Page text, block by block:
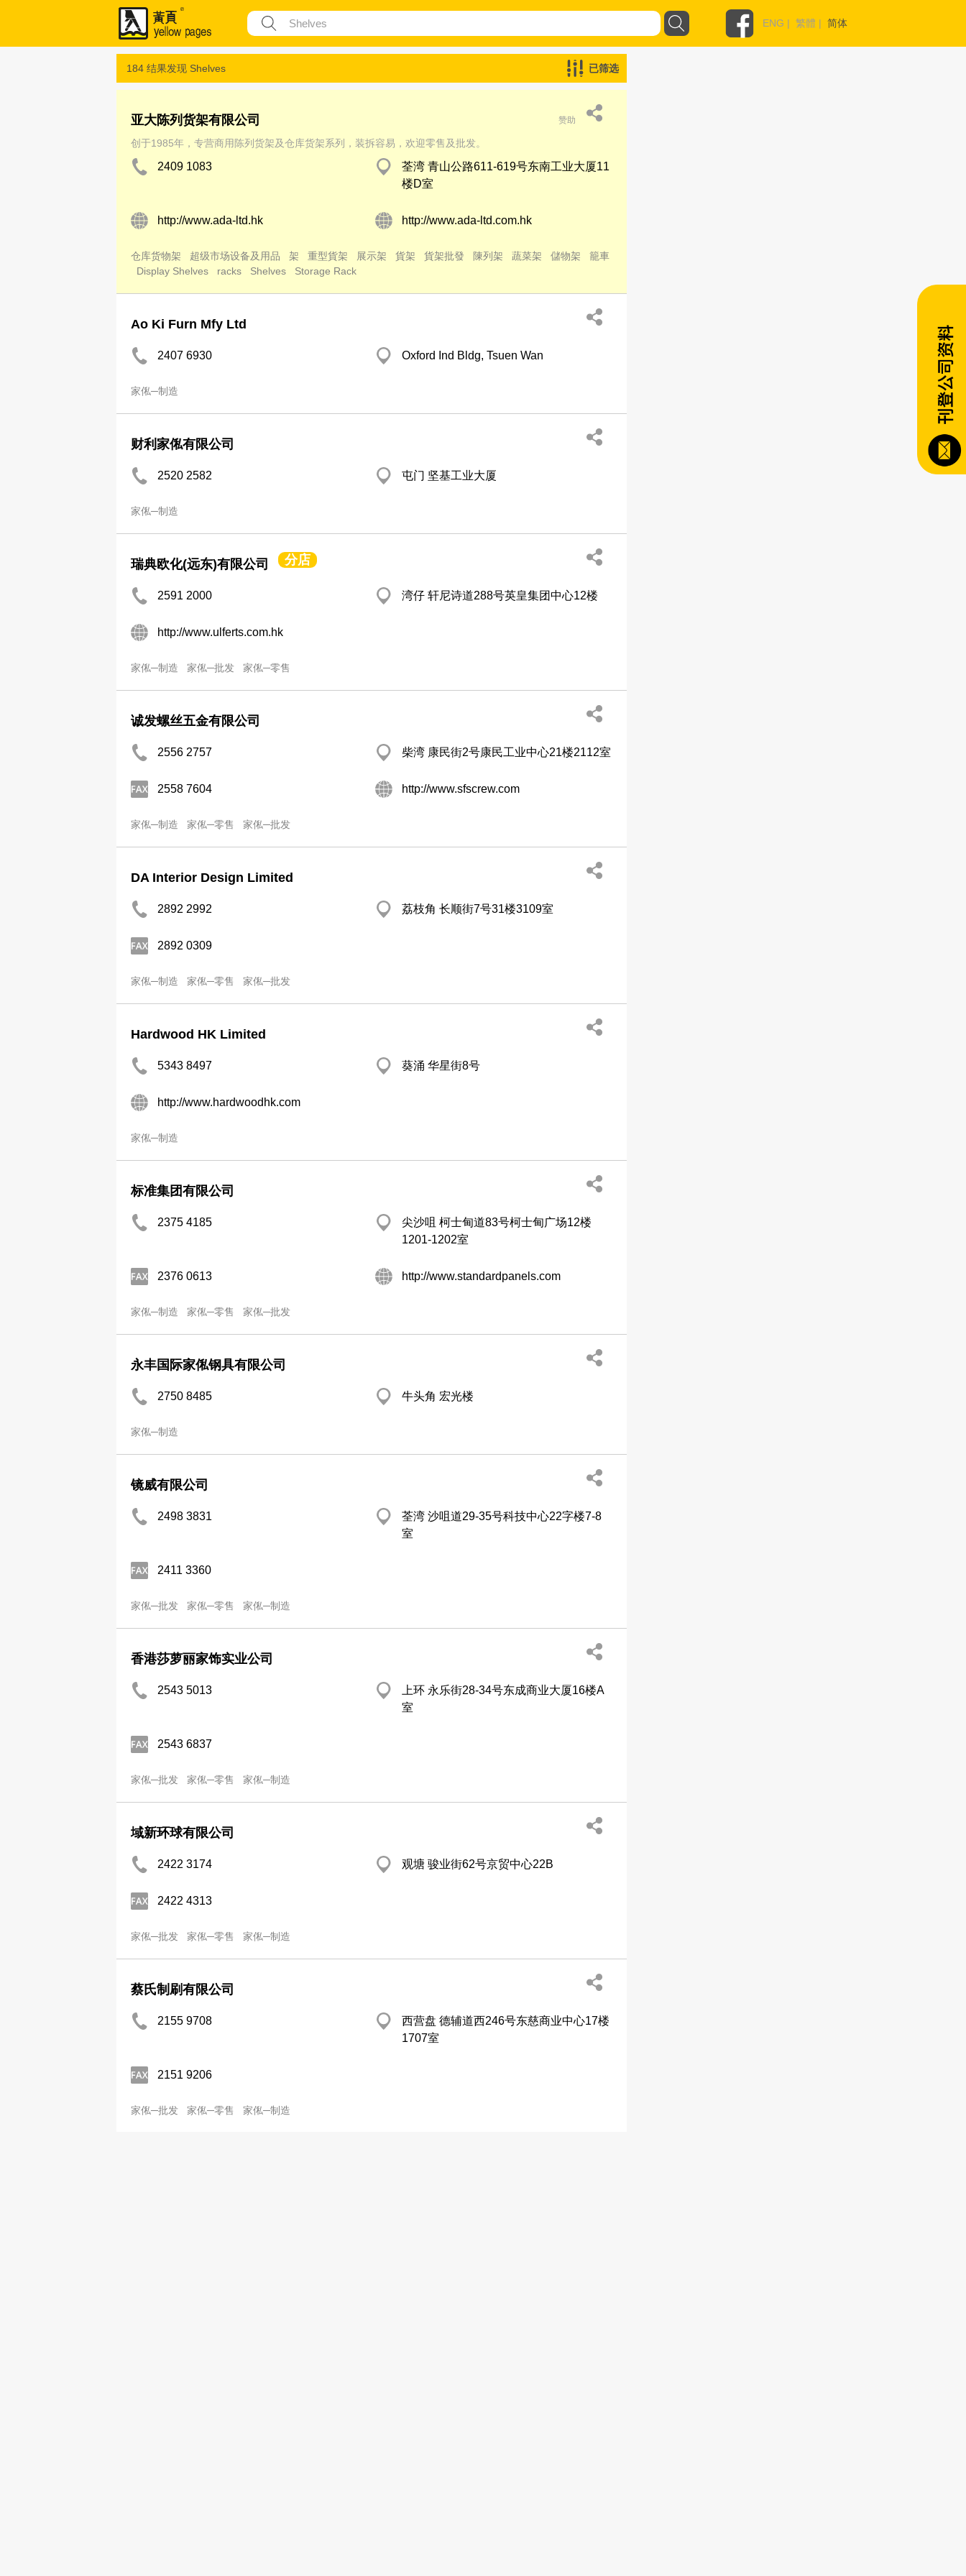
ENG | 繁體 | 简体
184 结果发现 Shelves 已筛选
亚大陈列货架有限公司 赞助
创于1985年，专营商用陈列货架及仓库货架系列，装拆容易，欢迎零售及批发。
2409 1083
荃湾 青山公路611-619号东南工业大厦11
楼D室
http://www.ada-ltd.hk http://www.ada-ltd.com.hk
仓库货物架 超级市场设备及用品 架 重型貨架 展示架 貨架 貨架批發 陳列架 蔬菜架 儲物架
籠車
Display Shelves
racks Shelves Storage Rack
Ao Ki Furn Mfy Ltd
2407 6930 Oxford Ind Bldg, Tsuen Wan
家俬─制造
财利家俬有限公司
2520 2582 屯门 坚基工业大厦
家俬─制造
瑞典欧化(远东)有限公司 分店
2591 2000 湾仔 轩尼诗道288号英皇集团中心12楼
http://www.ulferts.com.hk
家俬─制造 家俬─批发 家俬─零售
诚发螺丝五金有限公司
2556 2757 柴湾 康民街2号康民工业中心21楼2112室
2558 7604 http://www.sfscrew.com
家俬─制造 家俬─零售 家俬─批发
DA Interior Design Limited
2892 2992 荔枝角 长顺街7号31楼3109室
2892 0309
家俬─制造 家俬─零售 家俬─批发
Hardwood HK Limited
5343 8497 葵涌 华星街8号
http://www.hardwoodhk.com
家俬─制造
标准集团有限公司
2375 4185
尖沙咀 柯士甸道83号柯士甸广场12楼
1201-1202室
2376 0613 http://www.standardpanels.com
家俬─制造 家俬─零售 家俬─批发
永丰国际家俬钢具有限公司
2750 8485 牛头角 宏光楼
家俬─制造
镜威有限公司
2498 3831
荃湾 沙咀道29-35号科技中心22字楼7-8
室
2411 3360
家俬─批发 家俬─零售 家俬─制造
香港莎萝丽家饰实业公司
2543 5013
上环 永乐街28-34号东成商业大厦16楼A
室
2543 6837
家俬─批发 家俬─零售 家俬─制造
域新环球有限公司
2422 3174 观塘 骏业街62号京贸中心22B
2422 4313
家俬─批发 家俬─零售 家俬─制造
蔡氏制刷有限公司
2155 9708
西营盘 德辅道西246号东慈商业中心17楼
1707室
2151 9206
家俬─批发 家俬─零售 家俬─制造